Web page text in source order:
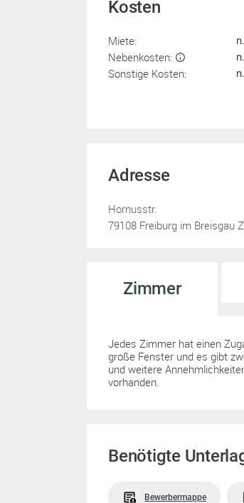
Kosten
Miete:
Nebenkosten:
Sonstige Kosten:
Adresse
Hornusstr.
79108 Freiburg im Breisgau
Zimmer
Jedes Zimmer hat einen
große Fenster und es gibt
und weitere
vorhanden.
Benötigte
Bewerbermappe